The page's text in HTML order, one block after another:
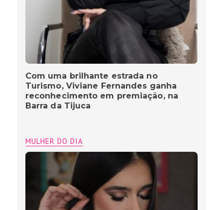
Com uma brilhante estrada no
Turismo, Viviane Fernandes ganha
reconhecimento em premiação, na
Barra da Tijuca
MULHER DO DIA